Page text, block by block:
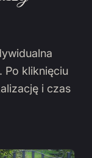
Po kliknięciu
i czas